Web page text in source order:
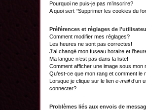
Pourquoi ne puis-je pas m’inscrire?
A quoi sert “Supprimer les cookies du
Préférences et réglages de
Comment modifier mes réglages?
Les heures ne sont pas correctes!
J’ai changé mon fuseau horaire et
Ma langue n’est pas dans la liste!
Comment afficher une image sous mon
Qu’est-ce que mon rang et comment le
Lorsque je clique sur le lien e-maild’un
connecter?
Problèmes liés aux envois de